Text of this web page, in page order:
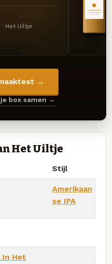
· Het Uiltje
→
box samen →
Het Uiltje
Stijl
Amerikaan
se IPA
In Het